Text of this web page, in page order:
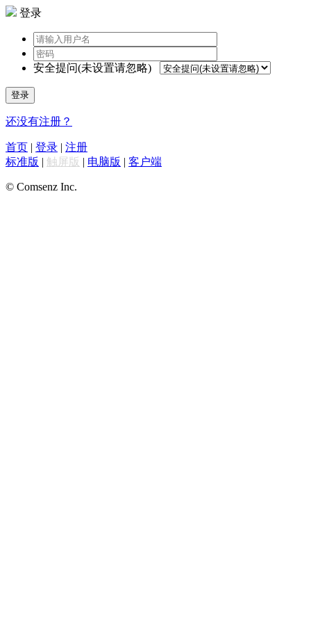
登录
安全提问(未设置请忽略)
登录
还没有注册？
首页 | 登录 | 注册
标准版 | 触屏版 | 电脑版 | 客户端
© Comsenz Inc.